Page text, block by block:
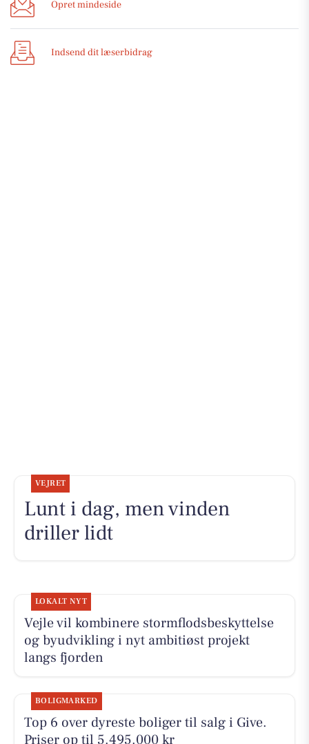
Opret mindeside
Indsend dit læserbidrag
VEJRET
Lunt i dag, men vinden
driller lidt
LOKALT NYT
Vejle vil kombinere stormflodsbeskyttelse
og byudvikling i nyt ambitiøst projekt
langs fjorden
BOLIGMARKED
Top 6 over dyreste boliger til salg i Give.
Priser op til 5.495.000 kr